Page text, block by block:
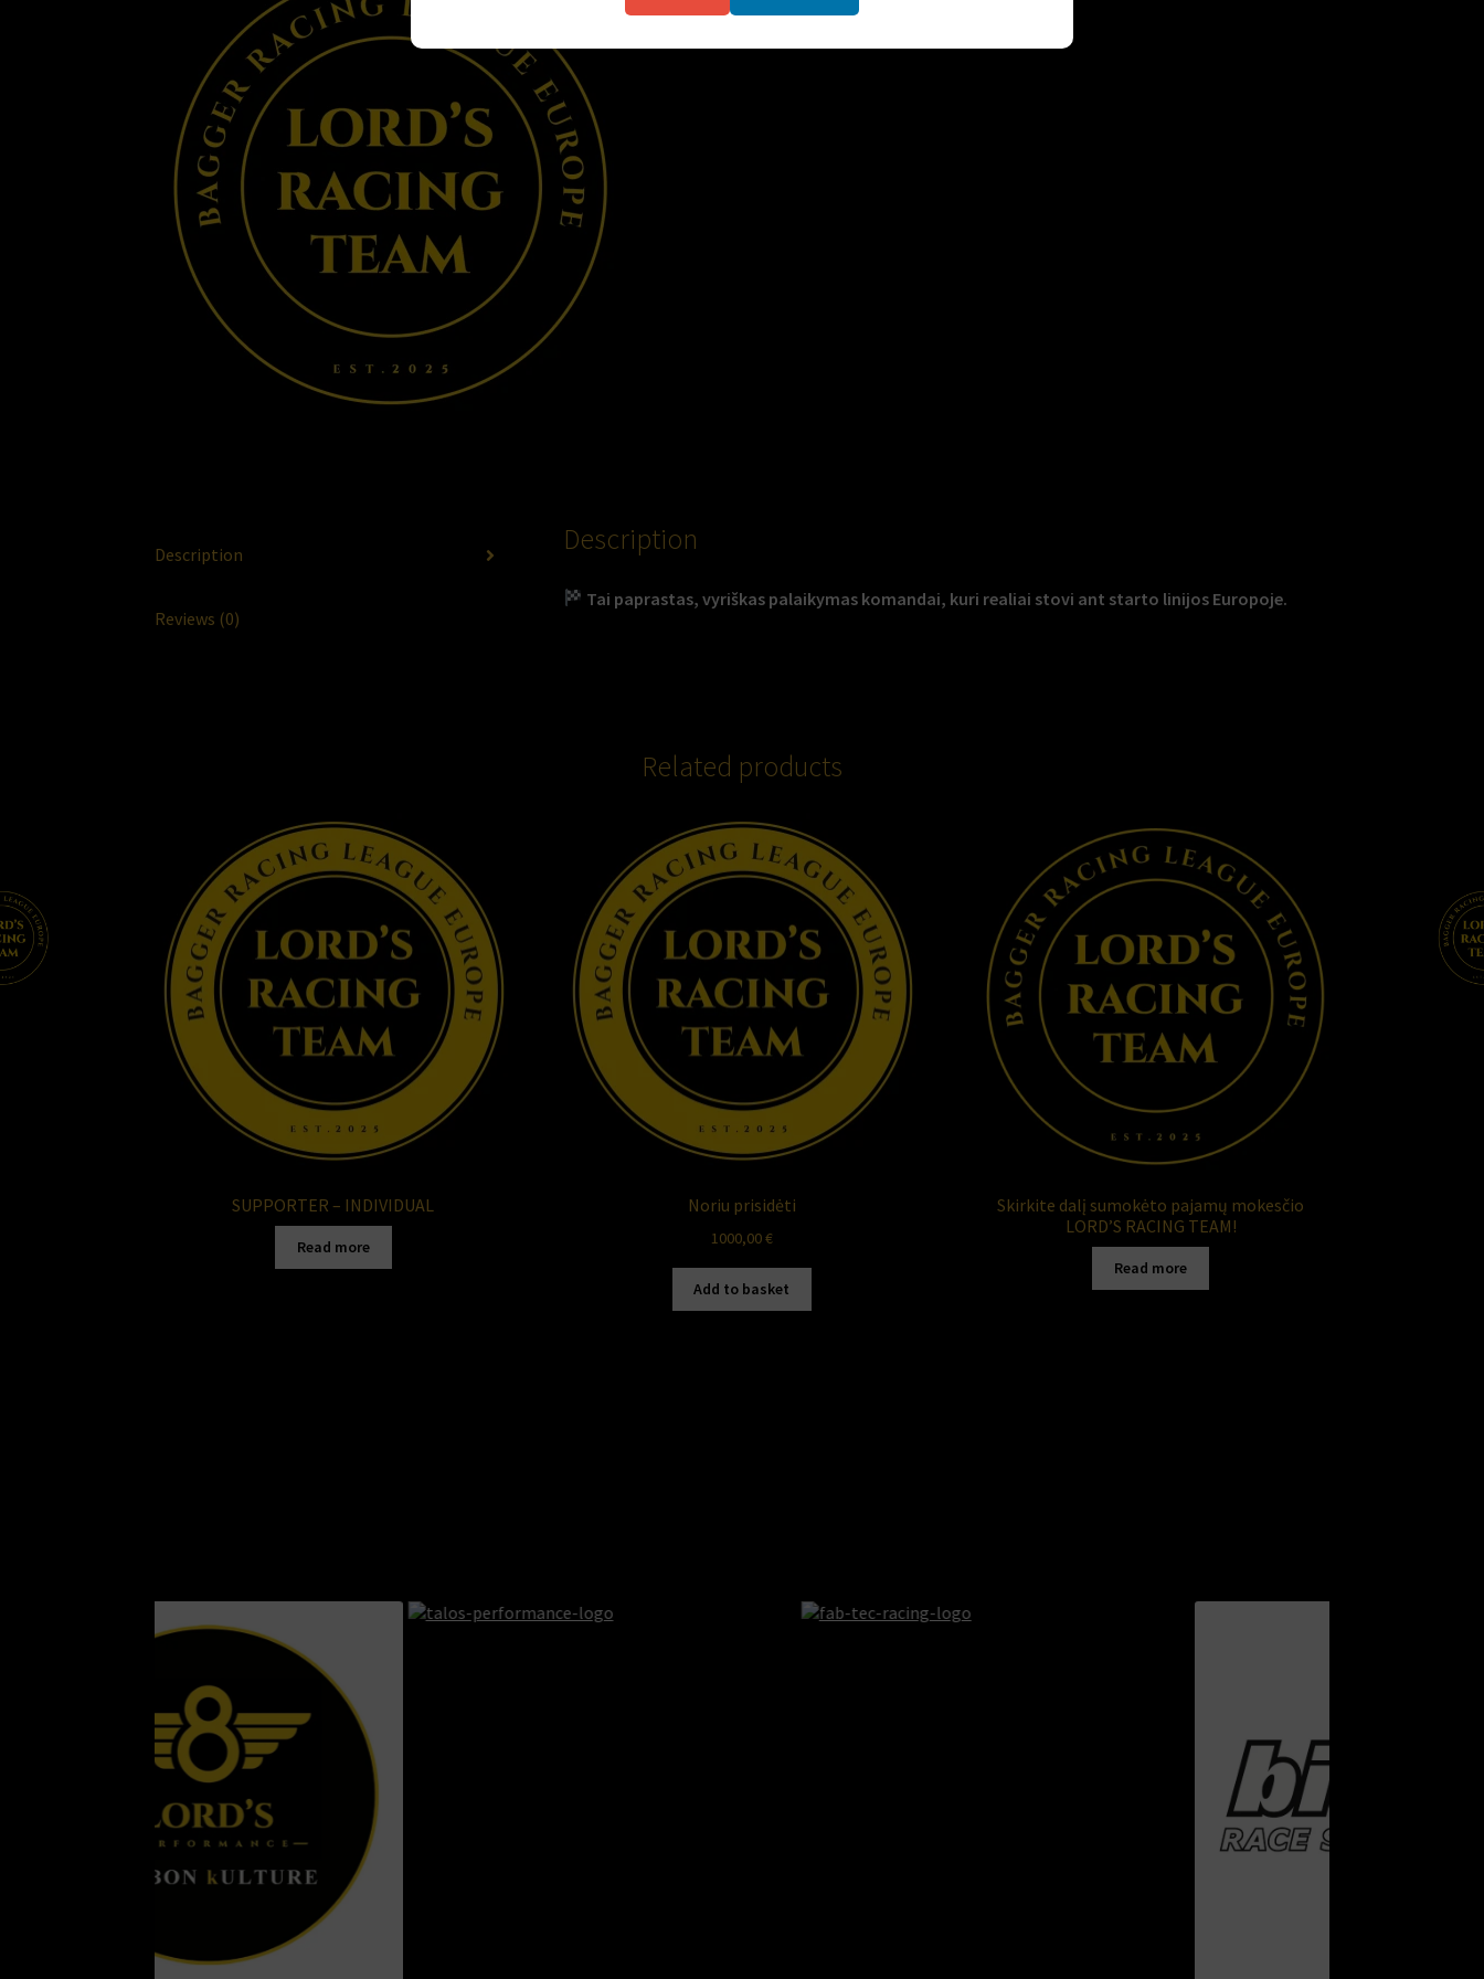
Description
Reviews (0)
Description
Tai paprastas, vyriškas palaikymas komandai, kuri realiai stovi ant starto linijos Europoje.
Related products
SUPPORTER – INDIVIDUAL
Read more
Noriu prisidėti
1000,00€
Add to basket
Skirkite dalį sumokėto pajamų mokesčio
LORD’S RACING TEAM!
Read more